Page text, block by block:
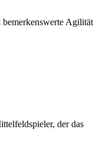
Agilität
der das